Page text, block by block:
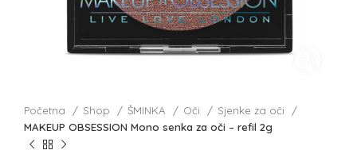
Početna Shop ŠMINKA Oči
Sjenke za oči
MAKEUP OBSESSION Mono senka za oči – refil 2g